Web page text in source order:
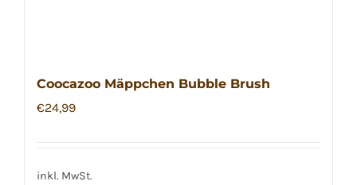
Coocazoo Mäppchen Bubble Brush
€24,99
inkl. MwSt.